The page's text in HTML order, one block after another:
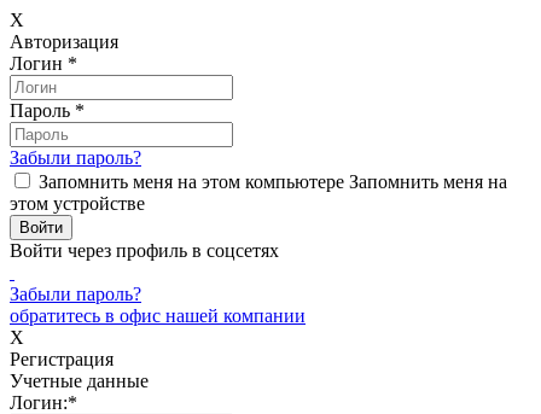
X
Авторизация
Логин *
Пароль *
Забыли пароль?
Запомнить меня на этом компьютере Запомнить меня на
этом устройстве
Войти через профиль в соцсетях
Забыли пароль?
обратитесь в офис нашей компании
X
Регистрация
Учетные данные
Логин:*